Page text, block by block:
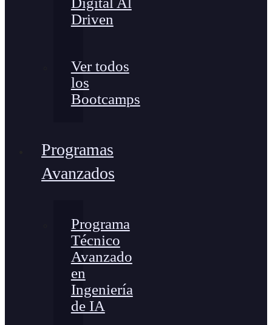
Driven
Ver todos
los
Bootcamps
Programas
Avanzados
Programa
Técnico
Avanzado
en
Ingeniería
de IA